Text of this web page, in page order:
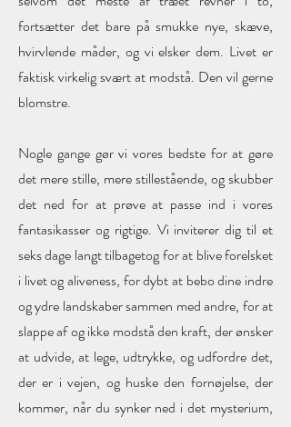
fortsætter det bare på smukke nye, skæve,
hvirvlende måder, og vi elsker dem. Livet er
faktisk virkelig svært at modstå. Den vil gerne
blomstre.
Nogle gange gør vi vores bedste for at gøre
det mere stille, mere stillestående, og skubber
det ned for at prøve at passe ind i vores
fantasikasser og rigtige. Vi inviterer dig til et
seks dage langt tilbagetog for at blive forelsket
i livet og aliveness, for dybt at bebo dine indre
og ydre landskaber sammen med andre, for at
slappe af og ikke modstå den kraft, der ønsker
at udvide, at lege, udtrykke, og udfordre det,
der er i vejen, og huske den fornøjelse, der
kommer, når du synker ned i det mysterium,